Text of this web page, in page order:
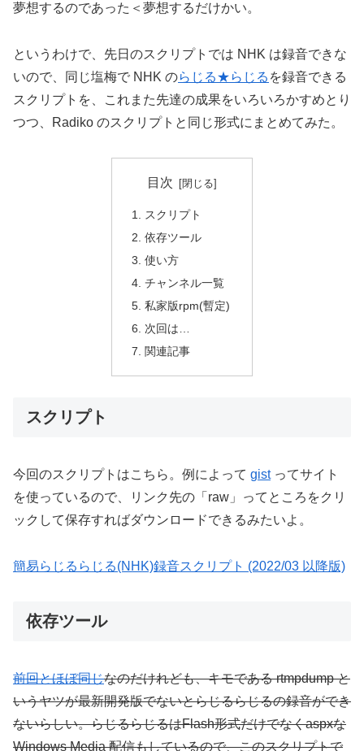
夢想するのであった＜夢想するだけかい。
というわけで、先日のスクリプトでは NHK は録音できな
いので、同じ塩梅で NHK のらじる★らじる を録音できる
スクリプトを、これまた先達の成果をいろいろかすめとり
つつ、Radiko のスクリプトと同じ形式にまとめてみた。
目次
スクリプト
依存ツール
使い方
チャンネル一覧
私家版rpm(暫定)
次回は…
関連記事
スクリプト
今回のスクリプトはこちら。例によって gistってサイト
を使っているので、リンク先の「raw」ってところをクリ
ックして保存すればダウンロードできるみたいよ。
簡易らじるらじる(NHK)録音スクリプト (2022/03 以降版)
依存ツール
前回とほぼ同じなのだけれども、キモである rtmpdump と
いうヤツが最新開発版でないとらじるらじるの録音ができ
ないらしい。らじるらじるはFlash形式だけでなくaspxな
Windows Media 配信もしているので、このスクリプトで